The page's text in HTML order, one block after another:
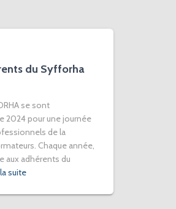
du Syfforha
se sont
2024 pour une journée
de la
Chaque année,
aux adhérents du
suite